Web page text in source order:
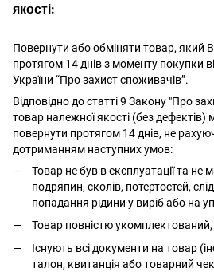
якості:
Повернути або обміняти товар, який
протягом 14 днів з моменту покупки
України “Про захист споживачів”.
Відповідно до статті 9 Закону "Про
товар належної якості (без
повернути протягом 14 днів, не
дотриманням наступних умов:
Товар не був в експлуатації та не
подряпин, сколів, потертостей,
попадання рідини у виріб або на
Товар повністю
Існують всі документи на товар
талон, квитанція або товарний